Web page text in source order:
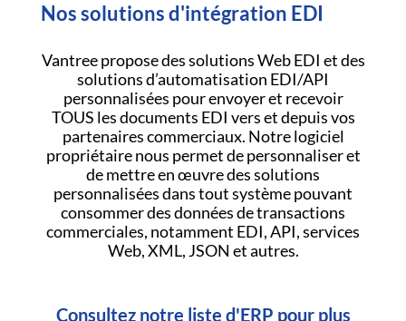
Nos solutions d'intégration EDI
Vantree propose des solutions Web EDI et des
solutions d’automatisation EDI/API
personnalisées pour envoyer et recevoir
TOUS les documents EDI vers et depuis vos
partenaires commerciaux. Notre logiciel
propriétaire nous permet de personnaliser et
de mettre en œuvre des solutions
personnalisées dans tout système pouvant
consommer des données de transactions
commerciales, notamment EDI, API, services
Web, XML, JSON et autres.
Consultez notre liste d'ERP pour plus